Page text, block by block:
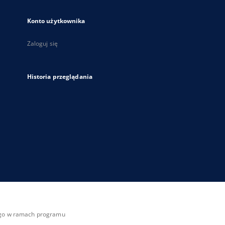
Konto użytkownika
Zaloguj się
Historia przeglądania
w ramach programu